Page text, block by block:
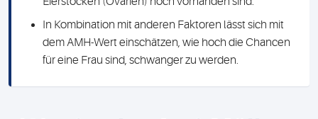
In Kombination mit anderen Faktoren lässt sich mit
dem AMH-Wert einschätzen, wie hoch die Chancen
für eine Frau sind, schwanger zu werden.